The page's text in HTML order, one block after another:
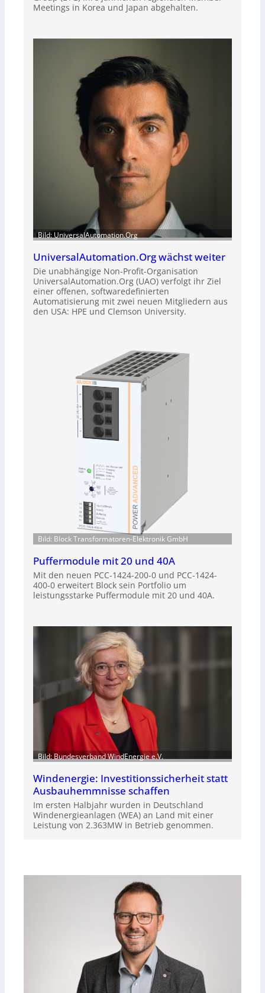
Meetings in Korea und Japan abgehalten.
Bild: UniversalAutomation.Org
UniversalAutomation.Org wächst weiter
Die unabhängige Non-Profit-Organisation
UniversalAutomation.Org (UAO) verfolgt ihr Ziel
einer offenen, softwaredefinierten
Automatisierung mit zwei neuen Mitgliedern aus
den USA: HPE und Clemson University.
Bild: Block Transformatoren-Elektronik GmbH
Puffermodule mit 20 und 40A
Mit den neuen PCC-1424-200-0 und PCC-1424-
400-0 erweitert Block sein Portfolio um
leistungsstarke Puffermodule mit 20 und 40A.
Bild: Bundesverband WindEnergie e.V.
Windenergie: Investitionssicherheit statt
Ausbauhemmnisse schaffen
Im ersten Halbjahr wurden in Deutschland
Windenergieanlagen (WEA) an Land mit einer
Leistung von 2.363MW in Betrieb genommen.